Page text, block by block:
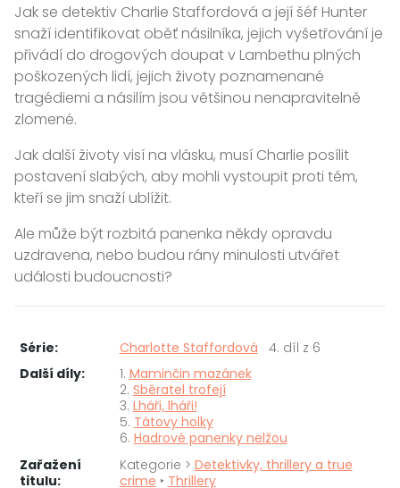
Jak se detektiv Charlie Staffordová a její šéf Hunter
snaží identifikovat oběť násilníka, jejich vyšetřování je
přivádí do drogových doupat v Lambethu plných
poškozených lidí, jejich životy poznamenané
tragédiemi a násilím jsou většinou nenapravitelně
zlomené.
Jak další životy visí na vlásku, musí Charlie posílit
postavení slabých, aby mohli vystoupit proti těm,
kteří se jim snaží ublížit.
Ale může být rozbitá panenka někdy opravdu
uzdravena, nebo budou rány minulosti utvářet
události budoucnosti?
Série: Charlotte Staffordová
4. díl z 6
Další díly:
1. Maminčin mazánek
2. Sběratel trofejí
3. Lháři, lháři!
5. Tátovy holky
6. Hadrové panenky nelžou
Zařažení
titulu:
Kategorie > Detektivky, thrillery a true
crime ‣ Thrillery